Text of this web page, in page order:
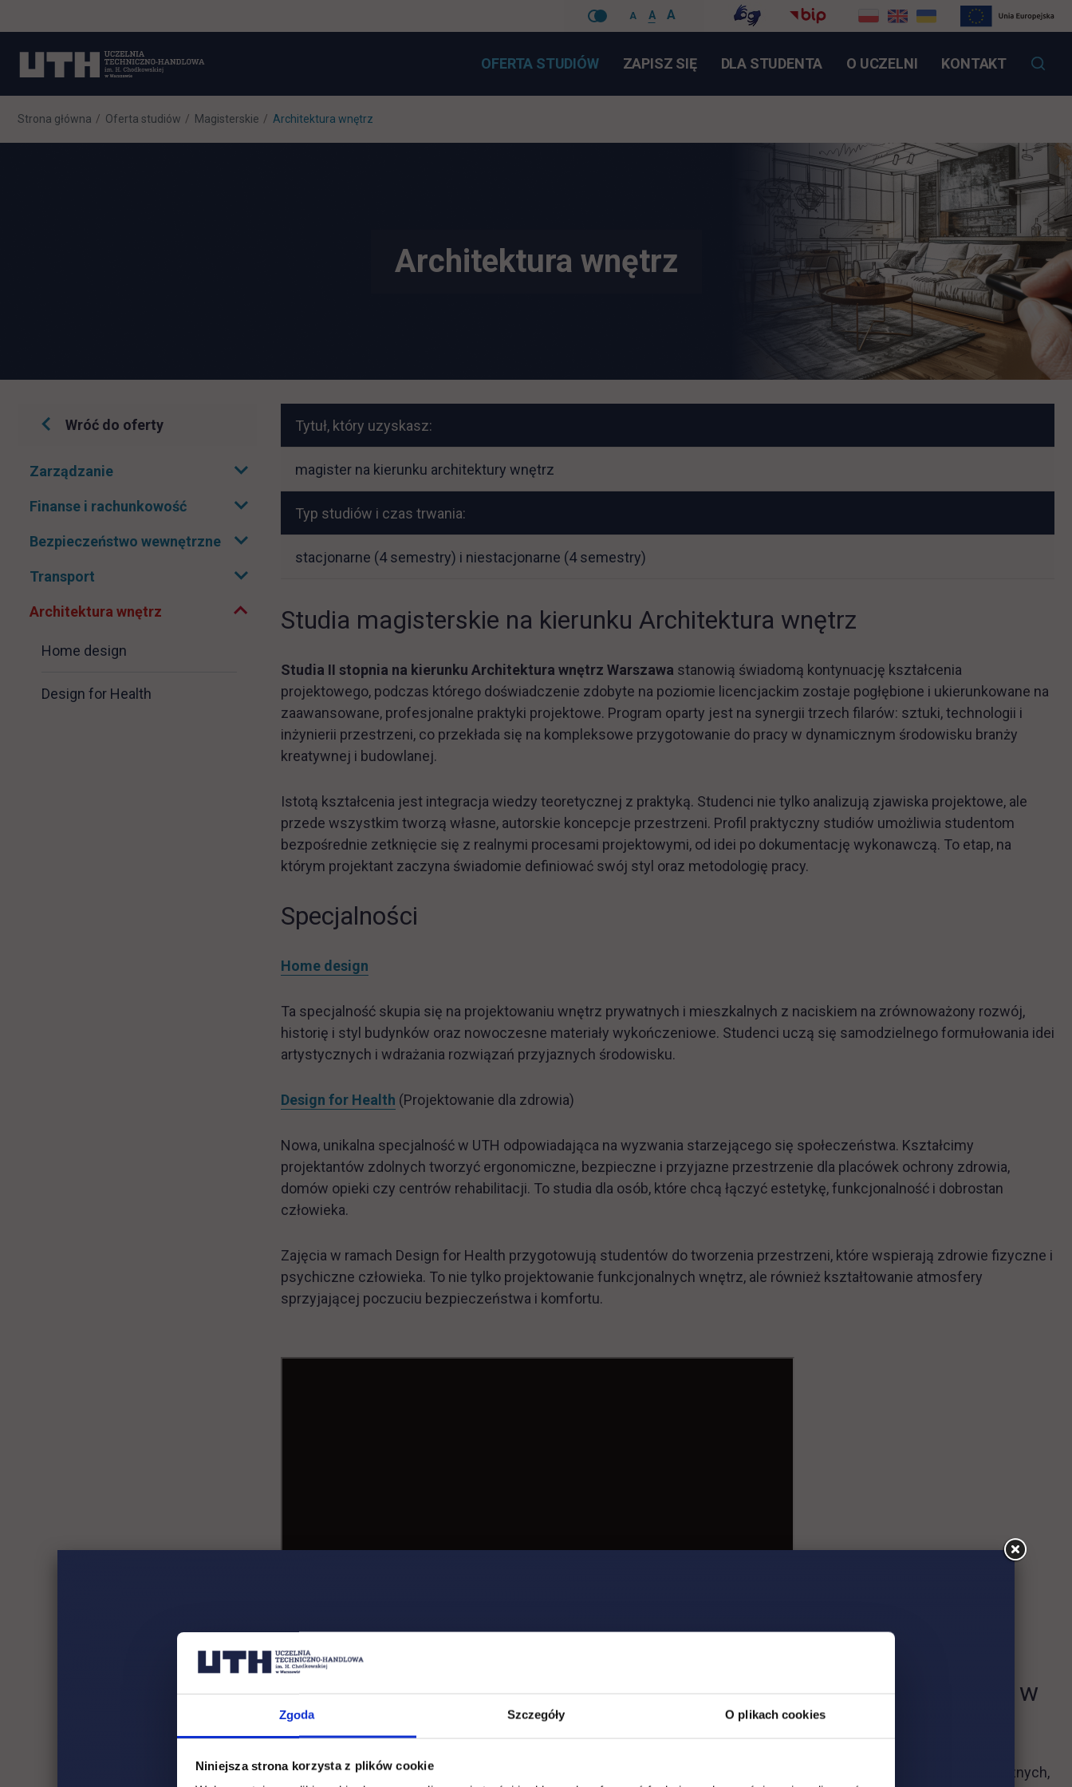
Zgoda Szczegóły O plikach cookies
Niniejsza strona korzysta z plików cookie
A A A
nawigacje
OFERTA STUDIÓW ZAPISZ SIĘLINK OTWIERA SIĘ W NOWEJ KARCIE
DLA STUDENTA O UCZELNI KONTAKT
Strona główna Oferta studiów Magisterskie Architektura wnętrz
Architektura wnętrz
Wróć do oferty
Pomiń
Zarządzanie Rozwiń podmenu
Finanse i rachunkowość Rozwiń podmenu
Bezpieczeństwo wewnętrzne Rozwiń podmenu
Transport Rozwiń podmenu
Architektura wnętrz
Zwiń podmenu
Home design
Design for Health
Tytuł, który uzyskasz:
magister na kierunku architektury wnętrz
Typ studiów i czas trwania:
stacjonarne (4 semestry) i niestacjonarne (4 semestry)
Studia magisterskie na kierunku Architektura wnętrz
Studia II stopnia na kierunku Architektura wnętrz Warszawa stanowią świadomą kontynuację kształcenia
projektowego, podczas którego doświadczenie zdobyte na poziomie licencjackim zostaje pogłębione i ukierunkowane na
zaawansowane, profesjonalne praktyki projektowe. Program oparty jest na synergii trzech filarów: sztuki, technologii i
inżynierii przestrzeni, co przekłada się na kompleksowe przygotowanie do pracy w dynamicznym środowisku branży
kreatywnej i budowlanej.
Istotą kształcenia jest integracja wiedzy teoretycznej z praktyką. Studenci nie tylko analizują zjawiska projektowe, ale
przede wszystkim tworzą własne, autorskie koncepcje przestrzeni. Profil praktyczny studiów umożliwia studentom
bezpośrednie zetknięcie się z realnymi procesami projektowymi, od idei po dokumentację wykonawczą. To etap, na
którym projektant zaczyna świadomie definiować swój styl oraz metodologię pracy.
Specjalności
Home design
Ta specjalność skupia się na projektowaniu wnętrz prywatnych i mieszkalnych z naciskiem na zrównoważony rozwój,
historię i styl budynków oraz nowoczesne materiały wykończeniowe. Studenci uczą się samodzielnego formułowania idei
artystycznych i wdrażania rozwiązań przyjaznych środowisku.
Design for Health (Projektowanie dla zdrowia)
Nowa, unikalna specjalność w UTH odpowiadająca na wyzwania starzejącego się społeczeństwa. Kształcimy
projektantów zdolnych tworzyć ergonomiczne, bezpieczne i przyjazne przestrzenie dla placówek ochrony zdrowia,
domów opieki czy centrów rehabilitacji. To studia dla osób, które chcą łączyć estetykę, funkcjonalność i dobrostan
człowieka.
Zajęcia w ramach Design for Health przygotowują studentów do tworzenia przestrzeni, które wspierają zdrowie fizyczne i
psychiczne człowieka. To nie tylko projektowanie funkcjonalnych wnętrz, ale również kształtowanie atmosfery
sprzyjającej poczuciu bezpieczeństwa i komfortu.
Wybrane przedmioty i zagadnienia na kierunku Architektura wnętrz w
UTH
Program studiów został skonstruowany w sposób modułowy, umożliwiający rozwój zarówno kompetencji artystycznych,